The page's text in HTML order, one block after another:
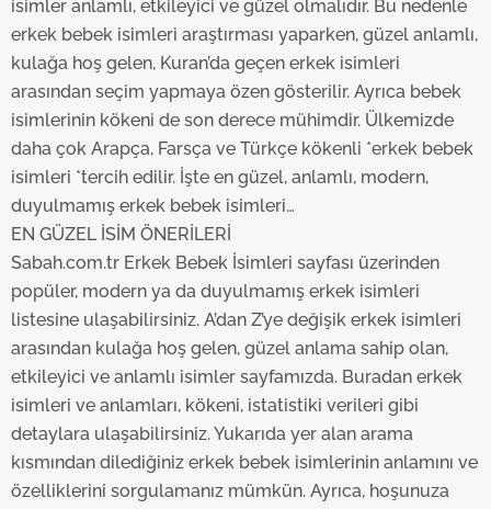
takdirde, kullanıcılara hedefli reklamlar
gösterilmeyecektir."
Sizlere daha iyi bir hizmet sunabilmek için İnternet
Sitemizde kendimize ve üçüncü kişilere ait çerezler
verileriniz işlenmekte olup gerekli olan çerezler bilgi
toplumu hizmetlerinin sunulması amacıyla
kullanılmaktadır. Diğer çerezler, sitemizin daha işlevsel
kılınması ve kişiselleştirilmesi ve sizlere yönelik
reklam/pazarlama faaliyetlerinin yapılması, amaçlarıyla
sınırlı olarak açık rızanız dahilinde kullanılacaktır.
Çerezlere ilişkin tercihlerinizi aşağıda yer alan panel
vasıtasıyla belirleyebilirsiniz. Çerezlere ilişkin detaylı bilgi
için Ayarlar butonuna tıklayabilir,Çerez Bilgilendirme
Metnimizi
ziyaret edebilirsiniz.
6698 sayılı Kişisel Verilerin Korunması Kanunu uyarınca
hazırlanmış Aydınlatma Metnimizi okumak ve sitemizde
isimler anlamlı, etkileyici ve güzel olmalıdır. Bu nedenle
erkek bebek isimleri araştırması yaparken, güzel anlamlı,
kulağa hoş gelen, Kuran’da geçen erkek isimleri
arasından seçim yapmaya özen gösterilir. Ayrıca bebek
isimlerinin kökeni de son derece mühimdir. Ülkemizde
daha çok Arapça, Farsça ve Türkçe kökenli *erkek bebek
isimleri *tercih edilir. İşte en güzel, anlamlı, modern,
duyulmamış erkek bebek isimleri…
EN GÜZEL İSİM ÖNERİLERİ
Sabah.com.tr Erkek Bebek İsimleri sayfası üzerinden
popüler, modern ya da duyulmamış erkek isimleri
listesine ulaşabilirsiniz. A’dan Z’ye değişik erkek isimleri
arasından kulağa hoş gelen, güzel anlama sahip olan,
etkileyici ve anlamlı isimler sayfamızda. Buradan erkek
isimleri ve anlamları, kökeni, istatistiki verileri gibi
detaylara ulaşabilirsiniz. Yukarıda yer alan arama
kısmından dilediğiniz erkek bebek isimlerinin anlamını ve
özelliklerini sorgulamanız mümkün. Ayrıca, hoşunuza